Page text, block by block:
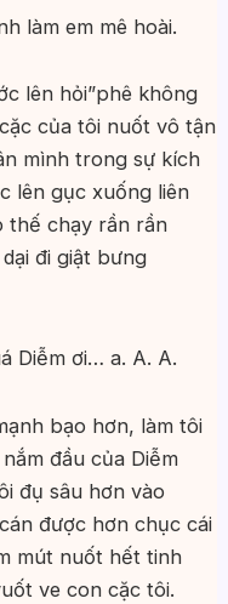
làm em mê hoài.
lên hỏi”phê không
của tôi nuốt vô tận
mình trong sự kích
lên gục xuống liên
thế chạy rần rần
đi giật bưng
Diễm ơi… a. A. A.
bạo hơn, làm tôi
đầu của Diễm
đụ sâu hơn vào
được hơn chục cái
mút nuốt hết tinh
ve con cặc tôi.